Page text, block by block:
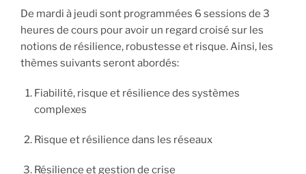
De mardi à jeudi sont programmées 6 sessions de 3
heures de cours pour avoir un regard croisé sur les
notions de résilience, robustesse et risque. Ainsi, les
thèmes suivants seront abordés:
Fiabilité, risque et résilience des systèmes
complexes
Risque et résilience dans les réseaux
Résilience et gestion de crise